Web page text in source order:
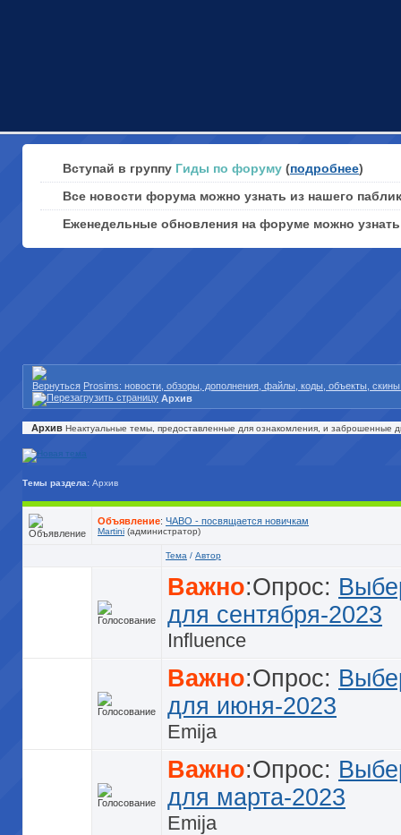
Вступай в группу Гиды по форуму (подробнее)
Все новости форума можно узнать из нашего
Еженедельные обновления на форуме можно
Prosims: новости, обзоры, дополнения, файлы, коды, объекты,
Архив
Архив Неактуальные темы, предоставленные для ознакомления, и заброшенные
Темы раздела: Архив
Объявление: ЧАВО - посвящается новичкам
Martini (администратор)
Тема / Автор
Важно:Опрос:
для сентября-2023
Influence
Важно:Опрос:
для июня-2023
Emija
Важно:Опрос:
для марта-2023
Emija